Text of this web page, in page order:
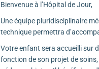
Bienvenue à l’Hôpital de Jour,
Une équipe pluridisciplinaire
technique permettra
Votre enfant sera accueilli sur
fonction de son projet de